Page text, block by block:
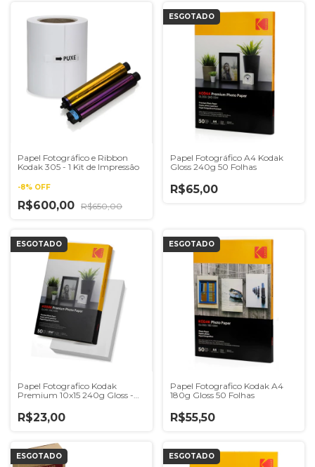
Papel Fotográfico e Ribbon
Kodak 305 - 1 Kit de Impressão
-8% OFF
R$600,00 R$650,00
ESGOTADO
Papel Fotográfico A4 Kodak
Gloss 240g 50 Folhas
R$65,00
ESGOTADO
Papel Fotografico Kodak
Premium 10x15 240g Gloss -
R$23,00
ESGOTADO
Papel Fotografico Kodak A4
180g Gloss 50 Folhas
R$55,50
ESGOTADO ESGOTADO